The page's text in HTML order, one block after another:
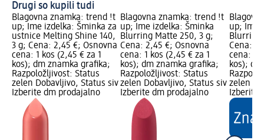
Drugi so kupili tudi
Blagovna znamka: trend !t
up; Ime izdelka: Šminka za
ustnice Melting Shine 140,
3 g; Cena: 2,45 €; Osnovna
cena: 1 kos (2,45 € za 1
kos); dm znamka grafika;
Razpoložljivost: Status
zelen Dobavljivo, Status siv
Izberite dm prodajalno
Blagovna znamka: trend !t
up; Ime izdelka: Šminka
Blurring Matte 250, 3 g;
Cena: 2,45 €; Osnovna
cena: 1 kos (2,45 € za 1
kos); dm znamka grafika;
Razpoložljivost: Status
zelen Dobavljivo, Status siv
Izberite dm prodajalno
up; Ime
Blurring
Cena:
cena: 1
kos);
zelen
Izberite